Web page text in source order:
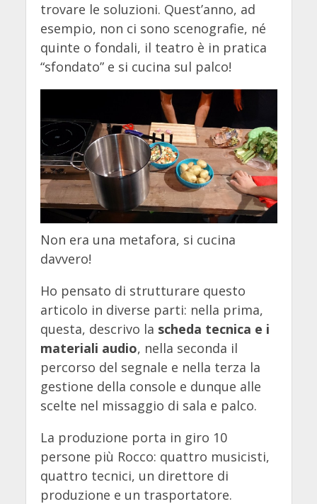
trovare le soluzioni. Quest’anno, ad
esempio, non ci sono scenografie, né
quinte o fondali, il teatro è in pratica
“sfondato” e si cucina sul palco!
Non era una metafora, si cucina
davvero!
Ho pensato di strutturare questo
articolo in diverse parti: nella prima,
questa, descrivo la scheda tecnica e i
materiali audio, nella seconda il
percorso del segnale e nella terza la
gestione della console e dunque alle
scelte nel missaggio di sala e palco.
La produzione porta in giro 10
persone più Rocco: quattro musicisti,
quattro tecnici, un direttore di
produzione e un trasportatore.